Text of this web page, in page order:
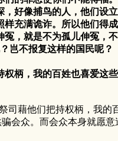
像捕鸟的人，他们设立
满诡诈。所以他们得成
就是不为孤儿伸冤，不
不报复这样的国民呢？
，我的百姓也喜爱这些
他们把持权柄，我的百
会众。而会众本身就愿